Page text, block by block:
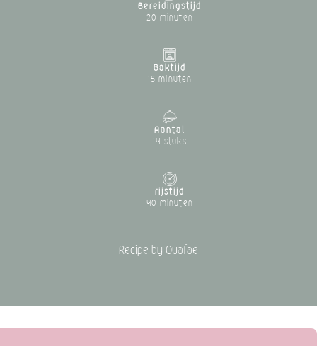
Bereidingstijd
20 minuten
Baktijd
15 minuten
Aantal
14 stuks
rijstijd
40 minuten
Recipe by Ouafae